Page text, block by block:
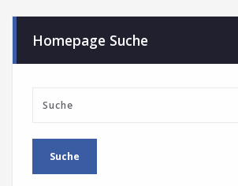
Homepage Suche